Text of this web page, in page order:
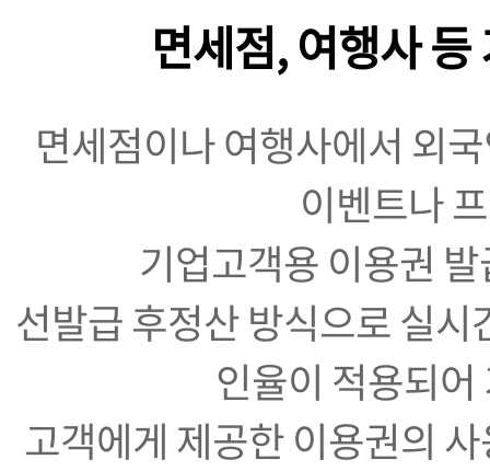
면세점, 여행사
면세점이나 여행사에서 외
이벤트나
기업고객용 이용권
선발급 후정산 방식으로 실
인율이 적용되
고객에게 제공한 이용권의